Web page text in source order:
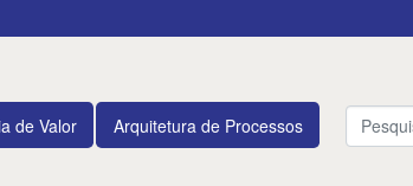
de Valor Arquitetura de Processos